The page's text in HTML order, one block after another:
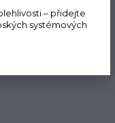
– přidejte
systémových